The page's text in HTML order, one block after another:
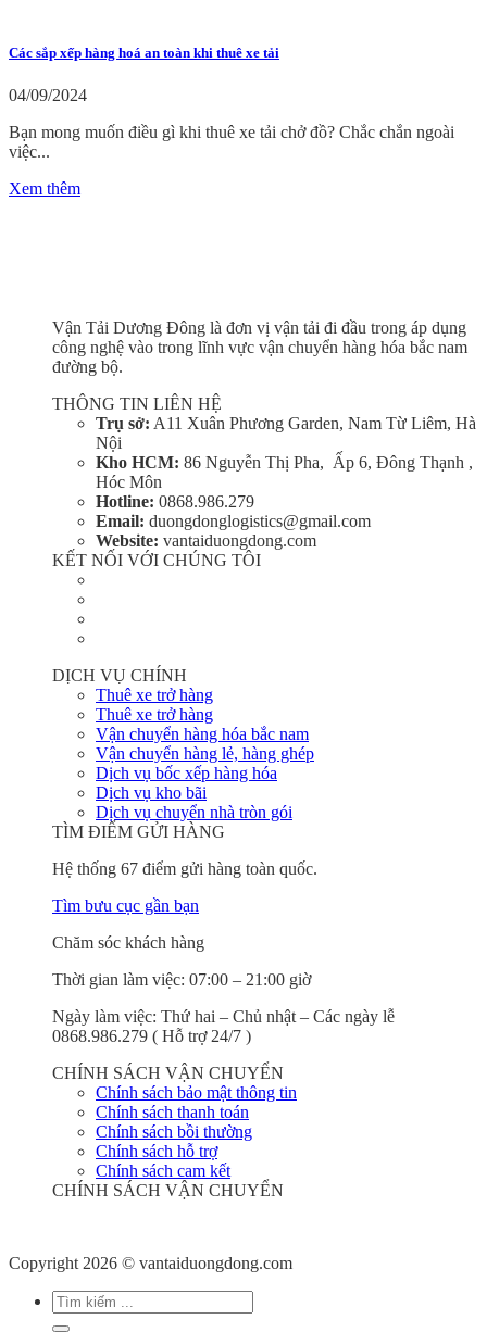
Các sắp xếp hàng hoá an toàn khi thuê xe tải
04/09/2024
Bạn mong muốn điều gì khi thuê xe tải chở đồ? Chắc chắn ngoài
việc...
Xem thêm
Vận Tải Dương Đông là đơn vị vận tải đi đầu trong áp dụng
công nghệ vào trong lĩnh vực vận chuyển hàng hóa bắc nam
đường bộ.
THÔNG TIN LIÊN HỆ
Trụ sở: A11 Xuân Phương Garden, Nam Từ Liêm, Hà
Nội
Kho HCM: 86 Nguyễn Thị Pha, Ấp 6, Đông Thạnh ,
Hóc Môn
Hotline: 0868.986.279
Email: duongdonglogistics@gmail.com
Website: vantaiduongdong.com
KẾT NỐI VỚI CHÚNG TÔI
DỊCH VỤ CHÍNH
Thuê xe trở hàng
Thuê xe trở hàng
Vận chuyển hàng hóa bắc nam
Vận chuyển hàng lẻ, hàng ghép
Dịch vụ bốc xếp hàng hóa
Dịch vụ kho bãi
Dịch vụ chuyển nhà tròn gói
TÌM ĐIỂM GỬI HÀNG
Hệ thống 67 điểm gửi hàng toàn quốc.
Tìm bưu cục gần bạn
Chăm sóc khách hàng
Thời gian làm việc: 07:00 – 21:00 giờ
Ngày làm việc: Thứ hai – Chủ nhật – Các ngày lễ
0868.986.279 ( Hỗ trợ 24/7 )
CHÍNH SÁCH VẬN CHUYỂN
Chính sách bảo mật thông tin
Chính sách thanh toán
Chính sách bồi thường
Chính sách hỗ trợ
Chính sách cam kết
CHÍNH SÁCH VẬN CHUYỂN
Copyright 2026 © vantaiduongdong.com